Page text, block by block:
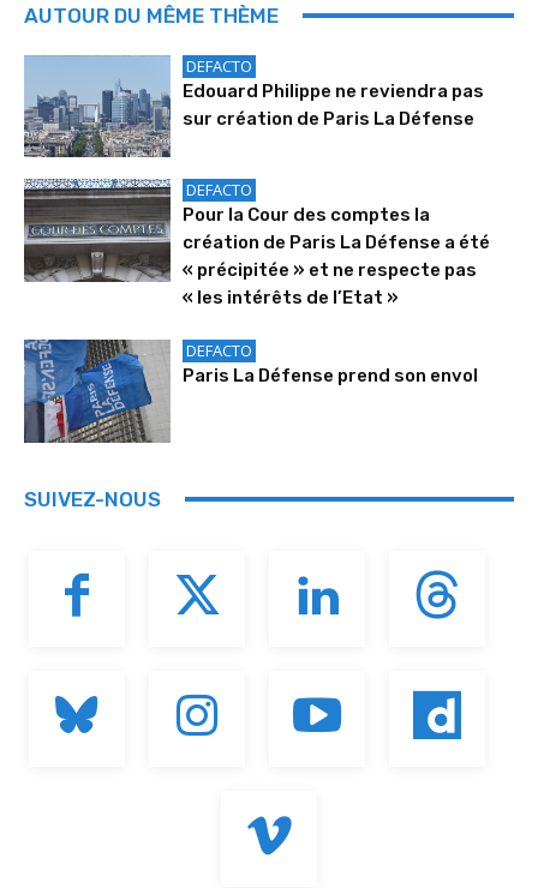
AUTOUR DU MÊME THÈME
DEFACTO
Edouard Philippe ne reviendra pas
sur création de Paris La Défense
DEFACTO
Pour la Cour des comptes la
création de Paris La Défense a été
« précipitée » et ne respecte pas
« les intérêts de l’Etat »
DEFACTO
Paris La Défense prend son envol
SUIVEZ-NOUS